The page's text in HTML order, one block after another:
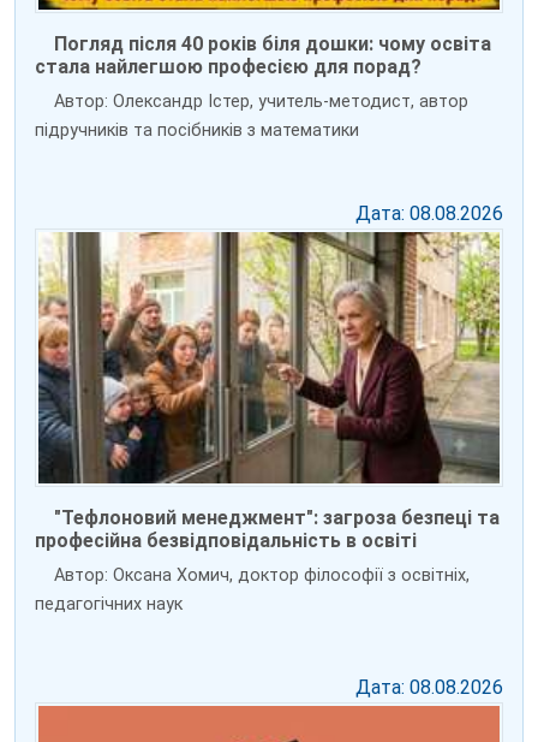
Погляд після 40 років біля дошки: чому освіта
стала найлегшою професією для порад?
Автор: Олександр Істер, учитель-методист, автор
підручників та посібників з математики
Дата: 08.08.2026
"Тефлоновий менеджмент": загроза безпеці та
професійна безвідповідальність в освіті
Автор: Оксана Хомич, доктор філософії з освітніх,
педагогічних наук
Дата: 08.08.2026